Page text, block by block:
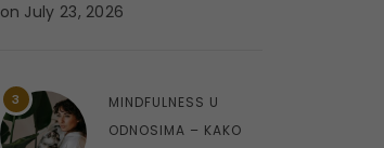
on July 23, 2026
3
MINDFULNESS U
ODNOSIMA – KAKO